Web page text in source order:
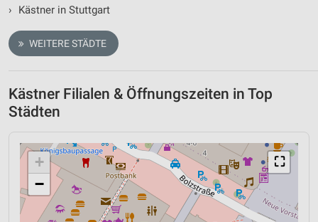
› Kästner in Stuttgart
WEITERE STÄDTE
Kästner Filialen & Öffnungszeiten in Top
Städten
⛶
+
−